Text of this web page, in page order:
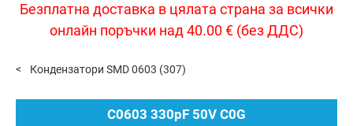
Безплатна доставка в цялата страна за всички
онлайн поръчки над 40.00 € (без ДДС)
Кондензатори SMD 0603 (307)
C0603 330pF 50V C0G